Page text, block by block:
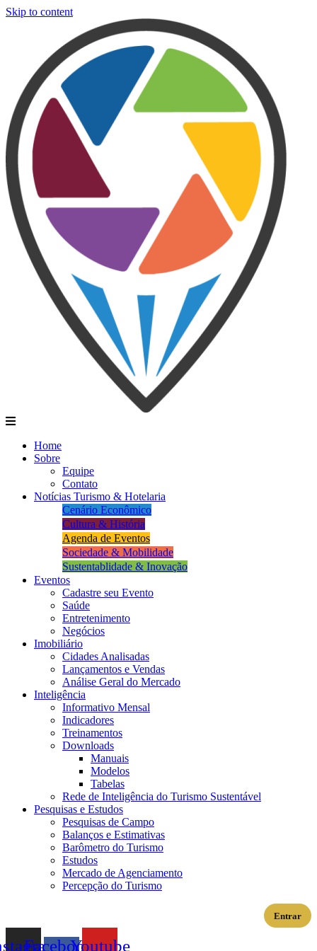
Skip to content
Home
Sobre
Equipe
Contato
Notícias Turismo & Hotelaria
Cenário Econômico
Cultura & História
Agenda de Eventos
Sociedade & Mobilidade
Sustentablidade & Inovação
Eventos
Cadastre seu Evento
Saúde
Entretenimento
Negócios
Imobiliário
Cidades Analisadas
Lançamentos e Vendas
Análise Geral do Mercado
Inteligência
Informativo Mensal​
Indicadores
Treinamentos
Downloads
Manuais
Modelos
Tabelas
Rede de Inteligência do Turismo Sustentável
Pesquisas e Estudos
Pesquisas de Campo
Balanços e Estimativas
Barômetro do Turismo
Estudos
Mercado de Agenciamento
Percepção do Turismo
Entrar
Facebook-Youtube